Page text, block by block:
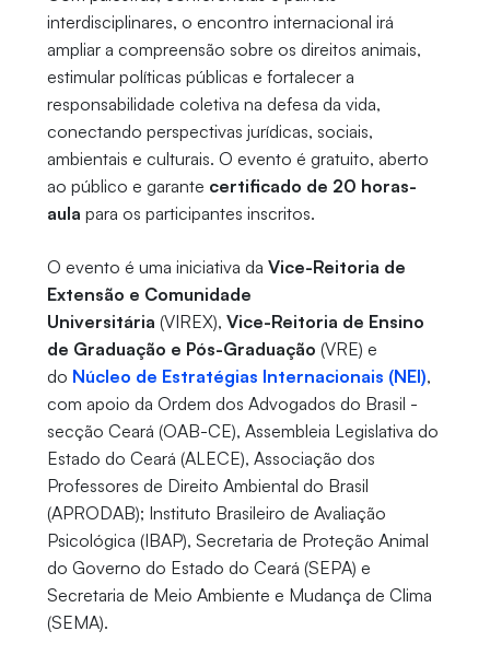
interdisciplinares, o encontro internacional irá
ampliar a compreensão sobre os direitos animais,
estimular políticas públicas e fortalecer a
responsabilidade coletiva na defesa da vida,
conectando perspectivas jurídicas, sociais,
ambientais e culturais. O evento é gratuito, aberto
ao público e garante certificado de 20 horas-
aula para os participantes inscritos.
O evento é uma iniciativa da Vice-Reitoria de
Extensão e Comunidade
Universitária (VIREX), Vice-Reitoria de Ensino
de Graduação e Pós-Graduação (VRE) e
do Núcleo de Estratégias Internacionais (NEI),
com apoio da Ordem dos Advogados do Brasil -
secção Ceará (OAB-CE), Assembleia Legislativa do
Estado do Ceará (ALECE), Associação dos
Professores de Direito Ambiental do Brasil
(APRODAB); Instituto Brasileiro de Avaliação
Psicológica (IBAP), Secretaria de Proteção Animal
do Governo do Estado do Ceará (SEPA) e
Secretaria de Meio Ambiente e Mudança de Clima
(SEMA).